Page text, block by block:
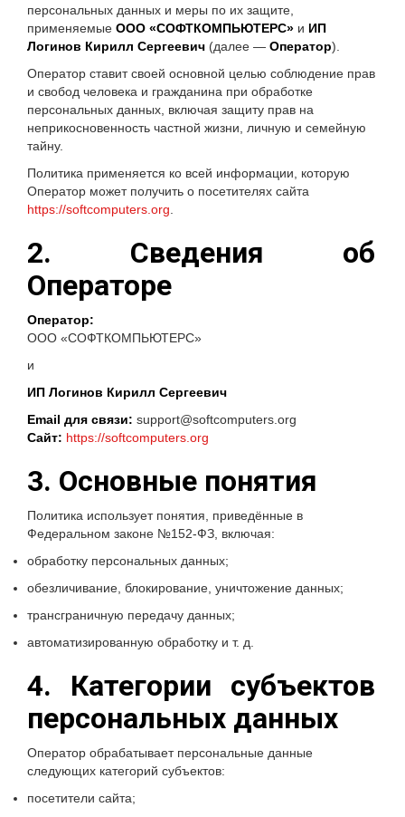
персональных данных и меры по их защите,
применяемые ООО «СОФТКОМПЬЮТЕРС» и ИП
Логинов Кирилл Сергеевич (далее — Оператор).
Оператор ставит своей основной целью соблюдение прав
и свобод человека и гражданина при обработке
персональных данных, включая защиту прав на
неприкосновенность частной жизни, личную и семейную
тайну.
Политика применяется ко всей информации, которую
Оператор может получить о посетителях сайта
https://softcomputers.org
2. Сведения об
Операторе
Оператор:
ООО «СОФТКОМПЬЮТЕРС»
и
ИП Логинов Кирилл Сергеевич
Email для связи: support@softcomputers.org
Сайт: https://softcomputers.org
3. Основные понятия
Политика использует понятия, приведённые в
Федеральном законе №152-ФЗ, включая:
обработку персональных данных;
обезличивание, блокирование, уничтожение данных;
трансграничную передачу данных;
автоматизированную обработку и т. д.
4. Категории субъектов
персональных данных
Оператор обрабатывает персональные данные
следующих категорий субъектов:
посетители сайта;